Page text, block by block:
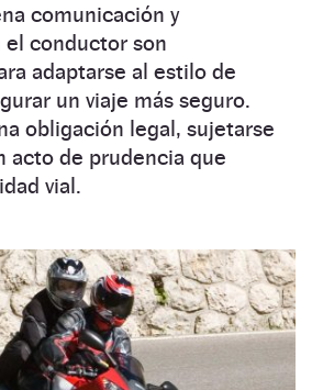
comunicación y
conductor son
adaptarse al estilo de
un viaje más seguro.
obligación legal, sujetarse
acto de prudencia que
vial.